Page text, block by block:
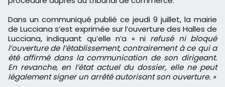
Dans un communiqué publié ce jeudi 9 juillet, la mairie
de Lucciana s’est exprimée sur l’ouverture des Halles de
Lucciana, indiquant qu’elle n’a « nirefusé ni bloqué
l’ouverture de l’établissement, contrairement à ce qui a
été affirmé dans la communication de son dirigeant.
En revanche, en l’état actuel du dossier, elle ne peut
légalement signer un arrêté autorisant son ouverture. »